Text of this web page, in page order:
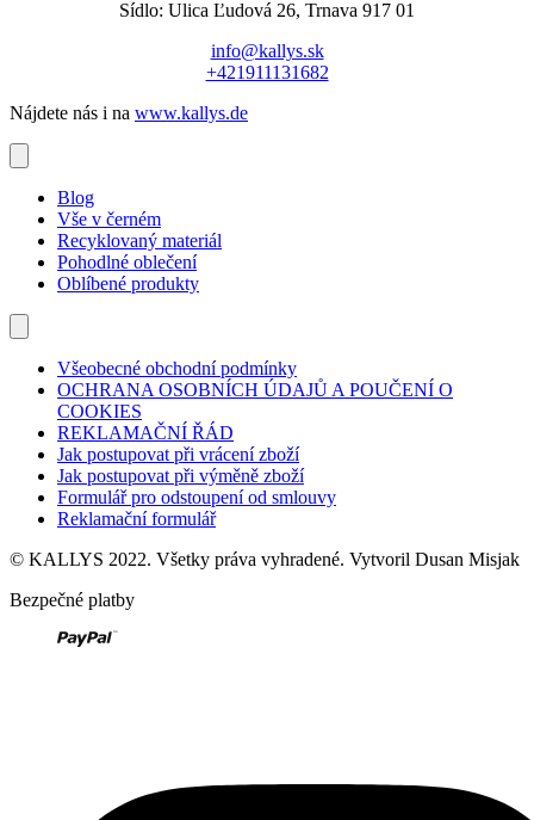
Sídlo: Ulica Ľudová 26, Trnava 917 01
info@kallys.sk
+421911131682
Nájdete nás i na www.kallys.de
Blog
Vše v černém
Recyklovaný materiál
Pohodlné oblečení
Oblíbené produkty
Všeobecné obchodní podmínky
OCHRANA OSOBNÍCH ÚDAJŮ A POUČENÍ O
COOKIES
REKLAMAČNÍ ŘÁD
Jak postupovat při vrácení zboží
Jak postupovat při výměně zboží
Formulář pro odstoupení od smlouvy
Reklamační formulář
© KALLYS 2022. Všetky práva vyhradené. Vytvoril Dusan Misjak
Bezpečné platby